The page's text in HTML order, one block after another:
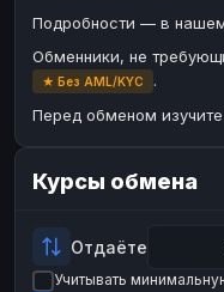
Paxum
Perfect Money
Payoneer
ЮMoney
Подробности — в
Обменники, не
★ Без AML/KYC
.
Перед обменом
Курсы обмена
Отдаёте
Учитывать